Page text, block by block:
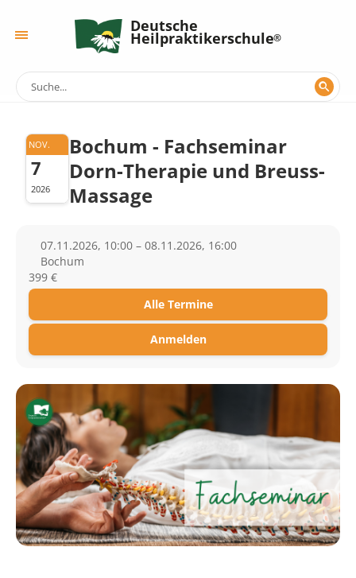
Deutsche
Heilpraktikerschule
NOV.
7
2026
Bochum - Fachseminar
Dorn-Therapie und Breuss-
Massage
07.11.2026, 10:00 – 08.11.2026, 16:00
Bochum
399 €
Alle Termine
Anmelden